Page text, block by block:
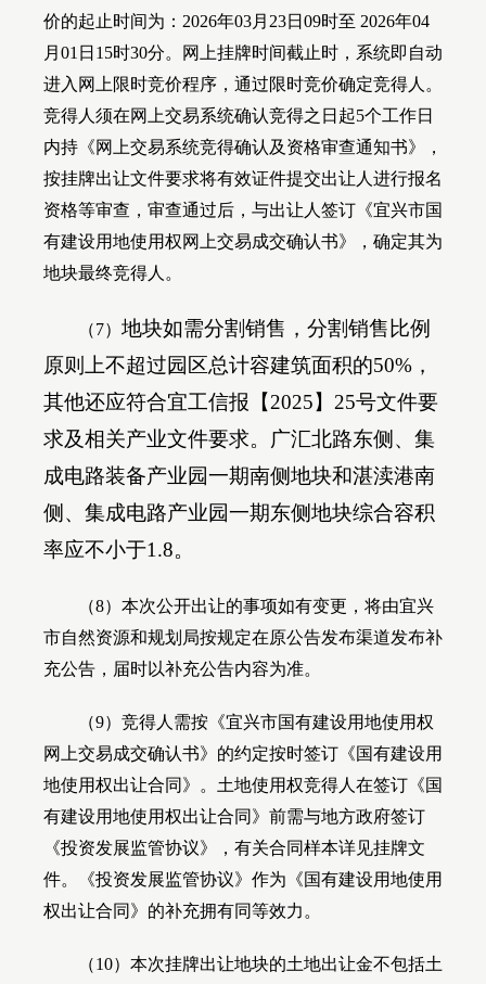
价的起止时间为： 2026年03月 23日 09时至 2026年04
月 01 日 15时30分。网上挂牌时间截止时，系统即自动
进入网上限时竞价程序，通过限时竞价确定竞得人。
竞得人须在网上交易系统确认竞得之日起5个工作日
内持《网上交易系统竞得确认及资格审查通知书》，
按挂牌出让文件要求将有效证件提交出让人进行报名
资格等审查，审查通过后，与出让人签订《宜兴市国
有建设用地使用权网上交易成交确认书》，确定其为
地块最终竞得人。
（7） 地块如需分割销售，分割销售比例
原则上不超过园区总计容建筑面积的50% ，
其他还应符合宜工信报【2025】 25号文件要
求及相关产业文件要求。广汇北路东侧、集
成电路装备产业园一期南侧地块和湛渎港南
侧、集成电路产业园一期东侧地块综合容积
率应不小于1.8。
（8）本次公开出让的事项如有变更，将由宜兴
市自然资源和规划局按规定在原公告发布渠道发布补
充公告，届时以补充公告内容为准。
（9）竞得人需按《宜兴市国有建设用地使用权
网上交易成交确认书》的约定按时签订《国有建设用
地使用权出让合同》。土地使用权竞得人在签订《国
有建设用地使用权出让合同》前需与地方政府签订
《投资发展监管协议》，有关合同样本详见挂牌文
件。《投资发展监管协议》作为《国有建设用地使用
权出让合同》的补充拥有同等效力。
（10）本次挂牌出让地块的土地出让金不包括土